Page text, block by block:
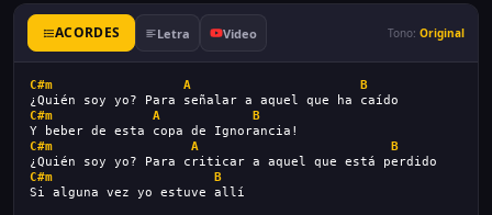
ACORDES Letra Video Tono: Original
C#m A
B
¿Quién soy yo? Para señalar a aquel que ha caído
C#m
A
B
Y beber de esta copa de Ignorancia!
C#m
A
B
¿Quién soy yo? Para criticar a aquel que está perdido
C#m
B
Si alguna vez yo estuve allí